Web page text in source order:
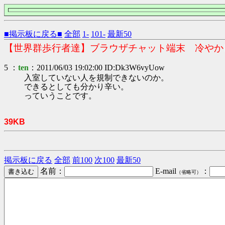
■掲示板に戻る■ 全部 1- 101- 最新50
【世界群歩行者達】ブラウザチャット端末 冷やか
5 ： ten ：2011/06/03 19:02:00 ID:Dk3W6vyUow
入室していない人を規制できないのか。
できるとしても分かり辛い。
っていうことです。
39KB
掲示板に戻る 全部 前100 次100 最新50
名前：
E-mail （省略可） ：